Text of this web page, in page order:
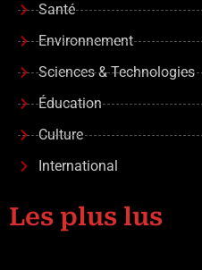
Santé
Environnement
Sciences & Technologies
Éducation
Culture
International
Les plus lus